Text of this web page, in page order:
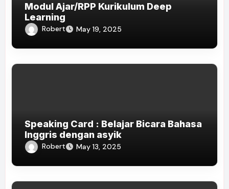
Modul Ajar/RPP Kurikulum Deep
Learning
Robert May 19, 2025
Speaking Card : Belajar Bicara Bahasa
Inggris dengan asyik
Robert May 13, 2025